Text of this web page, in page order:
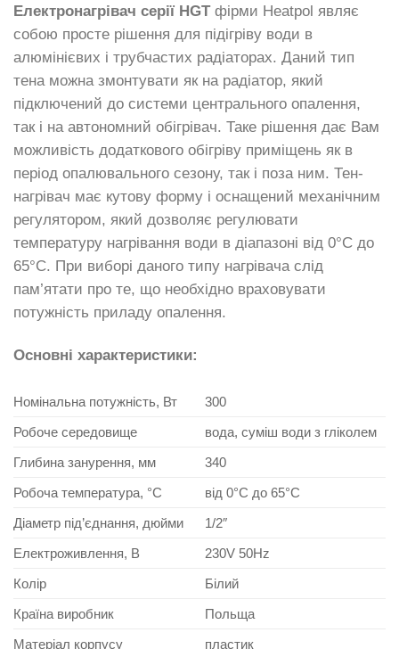
Електронагрівач серії HGT фірми Heatpol являє
собою просте рішення для підігріву води в
алюмінієвих і трубчастих радіаторах. Даний тип
тена можна змонтувати як на радіатор, який
підключений до системи центрального опалення,
так і на автономний обігрівач. Таке рішення дає Вам
можливість додаткового обігріву приміщень як в
період опалювального сезону, так і поза ним. Тен-
нагрівач має кутову форму і оснащений механічним
регулятором, який дозволяє регулювати
температуру нагрівання води в діапазоні від 0°C до
65°C. При виборі даного типу нагрівача слід
пам’ятати про те, що необхідно враховувати
потужність приладу опалення.
Основні характеристики:
Номінальна потужність, Вт
300
Робоче середовище
вода, суміш води з гліколем
Глибина занурення, мм
340
Робоча температура, °C
від 0°C до 65°C
Діаметр під’єднання, дюйми
1/2″
Електроживлення, В
230V 50Hz
Колір
Білий
Країна виробник
Польща
Матеріал корпусу
пластик